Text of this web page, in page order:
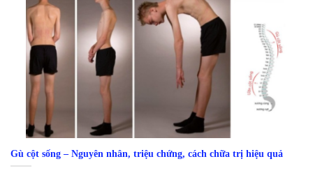
Gù cột sống – Nguyên nhân, triệu chứng, cách chữa trị hiệu quả